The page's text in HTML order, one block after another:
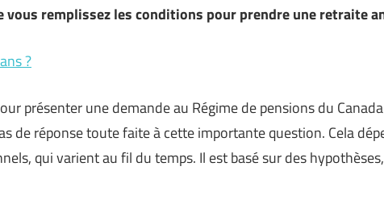
vous remplissez les conditions pour prendre une retraite
?
présenter une demande au Régime de pensions du
de réponse toute faite à cette importante question. Cela
qui varient au fil du temps. Il est basé sur des